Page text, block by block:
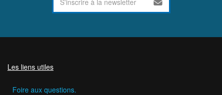
Les liens utiles
Foire aux questions.